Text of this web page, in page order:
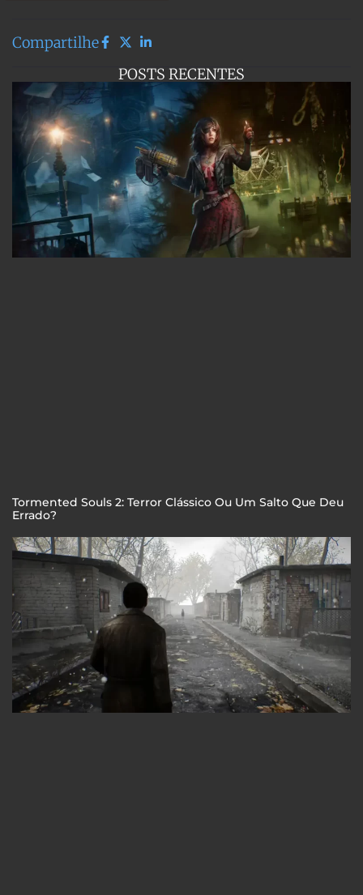
Compartilhe
POSTS RECENTES
Tormented Souls 2: Terror Clássico Ou Um Salto Que Deu
Errado?